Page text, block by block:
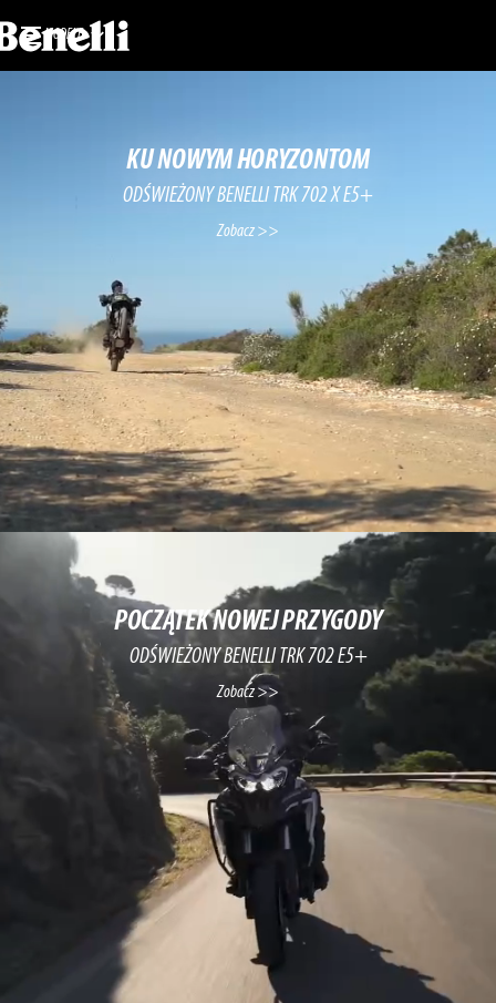
MODELE
KU NOWYM HORYZONTOM
ODŚWIEŻONY BENELLI TRK 702 X E5+
Zobacz >>
POCZĄTEK NOWEJ PRZYGODY
ODŚWIEŻONY BENELLI TRK 702 E5+
Zobacz >>